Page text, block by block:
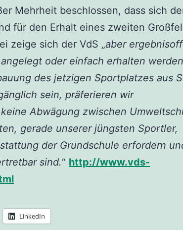
Mehrheit beschlossen, dass sich
für den Erhalt eines zweiten
zeige sich der VdS „aber
oder einfach erhalten werden
des jetzigen Sportplatzes aus
sein, präferieren wir
Abwägung zwischen
gerade unserer jüngsten Sportler,
der Grundschule erfordern
sind.“ http://www.vds-
LinkedIn